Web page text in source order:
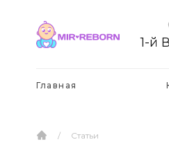
1-й
Главная
/ Статьи